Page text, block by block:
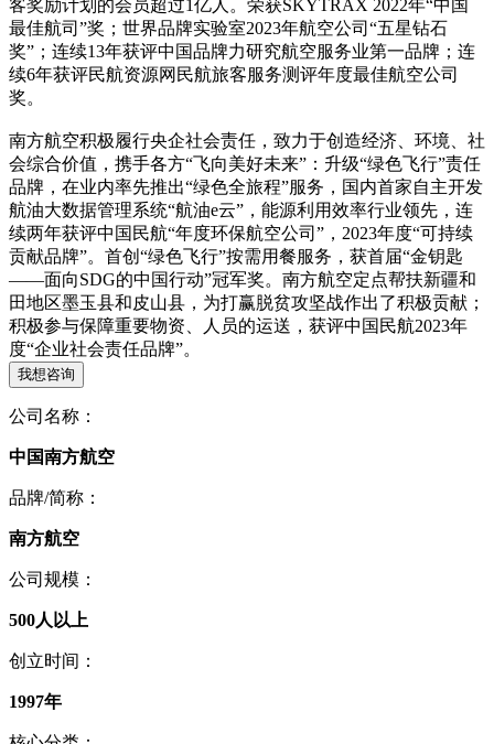
客奖励计划的会员超过1亿人。荣获SKYTRAX 2022年“中国
最佳航司”奖；世界品牌实验室2023年航空公司“五星钻石
奖”；连续13年获评中国品牌力研究航空服务业第一品牌；连
续6年获评民航资源网民航旅客服务测评年度最佳航空公司
奖。
南方航空积极履行央企社会责任，致力于创造经济、环境、社
会综合价值，携手各方“飞向美好未来”：升级“绿色飞行”责任
品牌，在业内率先推出“绿色全旅程”服务，国内首家自主开发
航油大数据管理系统“航油e云”，能源利用效率行业领先，连
续两年获评中国民航“年度环保航空公司”，2023年度“可持续
贡献品牌”。首创“绿色飞行”按需用餐服务，获首届“金钥匙
——面向SDG的中国行动”冠军奖。南方航空定点帮扶新疆和
田地区墨玉县和皮山县，为打赢脱贫攻坚战作出了积极贡献；
积极参与保障重要物资、人员的运送，获评中国民航2023年
度“企业社会责任品牌”。
我想咨询
公司名称：
中国南方航空
品牌/简称：
南方航空
公司规模：
500人以上
创立时间：
1997年